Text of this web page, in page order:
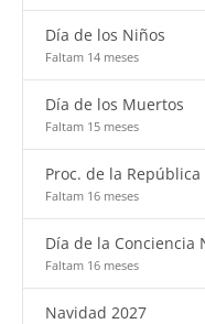
Día de los Niños
Faltam 14 meses
Día de los Muertos
Faltam 15 meses
Proc. de la República
Faltam 16 meses
Día de la Conciencia
Faltam 16 meses
Navidad 2027